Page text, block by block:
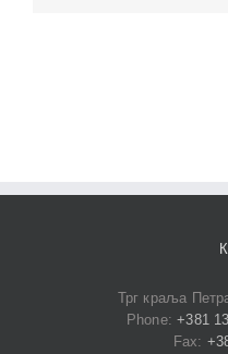
Трг краља
Phone:+381
Fax: